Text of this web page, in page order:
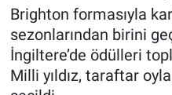
Brighton formasıyla
sezonlarından birini
İngiltere’de ödülleri
Milli yıldız, taraftar
ÖZEL HABER
Keşfet